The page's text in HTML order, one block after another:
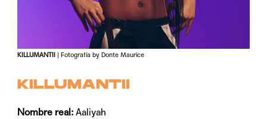
KILLUMANTII | Fotografía by Donte Maurice
KILLUMANTII
Nombre real:Aaliyah